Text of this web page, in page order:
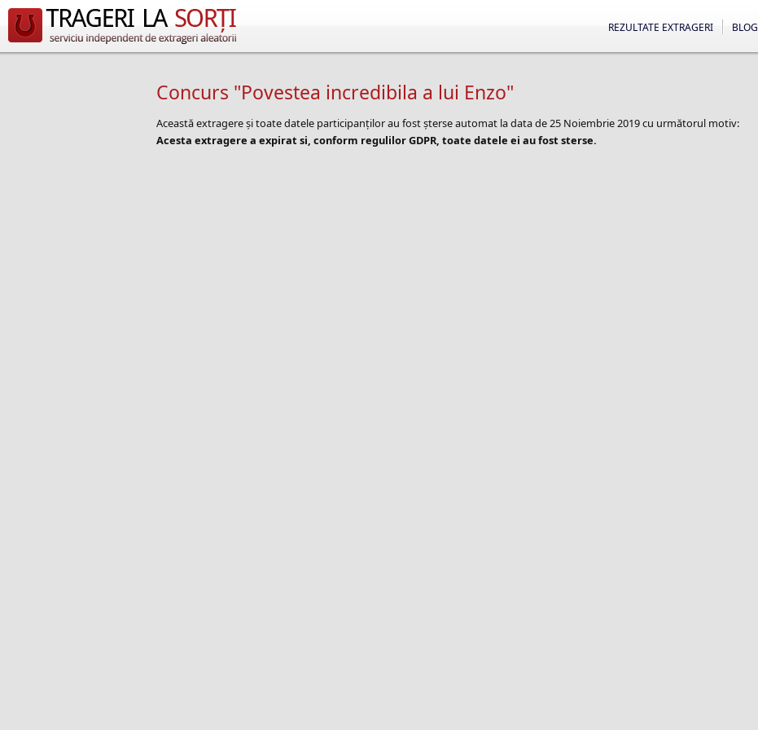
BLOG
REZULTATE EXTRAGERI
Concurs "Povestea incredibila a lui Enzo"
Această extragere și toate datele participanților au fost șterse automat la data de 25 Noiembrie 2019 cu următorul motiv:
Acesta extragere a expirat si, conform regulilor GDPR, toate datele ei au fost sterse.